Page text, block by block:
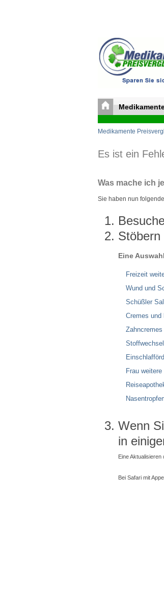
Medikamente
Es ist ein
Was mache ich
Sie haben nun
Stöbern
Eine
Freizeit
Wund und
Schüßler
Cremes und
Zahncremes
Frau weitere
Wenn
in
Eine
Bei Safari mit